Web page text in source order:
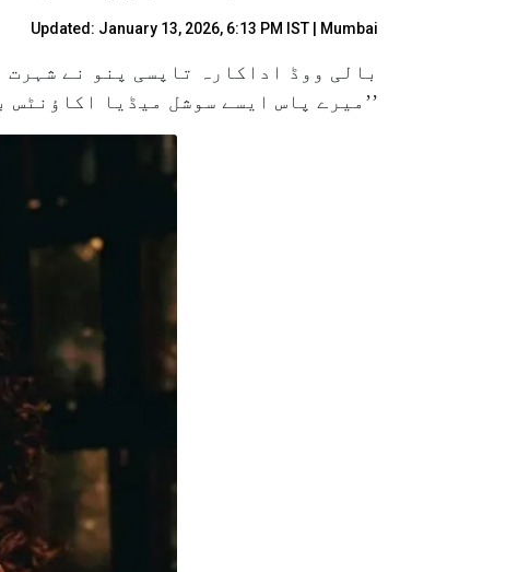
Updated: January 13, 2026, 6:13 PM IST | Mumbai
بالی ووڈ اداکارہ تاپسی پنو نے
’’میرے پاس ایسے سوشل میڈیا اکاؤنٹس بنانے کے لیے